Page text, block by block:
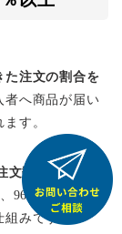
た注文の割合を
者へ商品が届い
す。
文数」
で計算さ
96件以上を納期
みです。